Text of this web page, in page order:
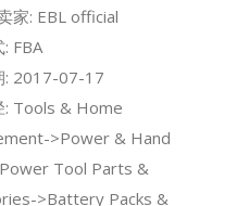
家: EBL official
FBA
: 2017-07-17
: Tools & Home
>Power & Hand
Tool Parts &
>Battery Packs &